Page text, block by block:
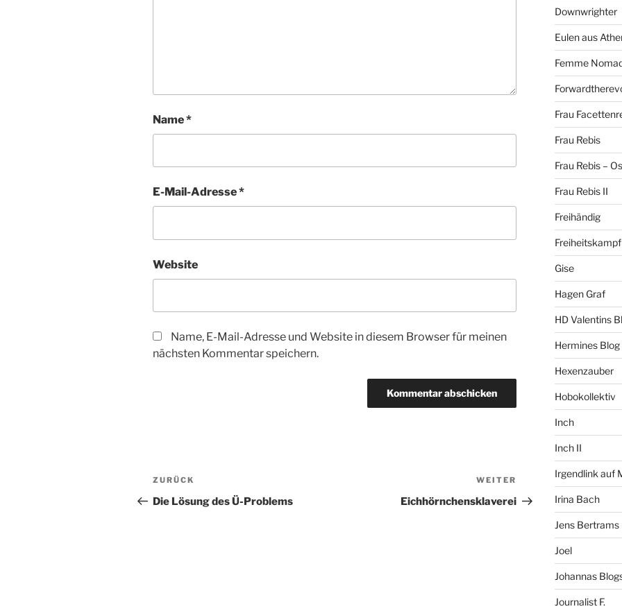
Name*
E-Mail-Adresse*
Website
Name, E-Mail-Adresse und Website in diesem Browser für meinen
nächsten Kommentar speichern.
Beitragsnavigation
Vorheriger
Beitrag
ZURÜCK
Die Lösung des Ü-Problems
Nächster
Beitrag
WEITER
Eichhörnchensklaverei
Downwrighter
Eulen aus
Femme
Frau
Frau Rebis
Frau Rebis –
Frau Rebis II
Freihändig
Freiheitskampf
Gise
Hagen Graf
HD Valentins
Hermines Blog
Hexenzauber
Hobokollektiv
Inch
Inch II
Irgendlink auf
Irina Bach
Jens Bertrams
Joel
Johannas
Journalist F.